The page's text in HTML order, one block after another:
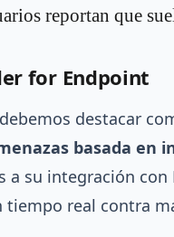
reportan que
for Endpoint
destacar
basada en
a su integración
real contra